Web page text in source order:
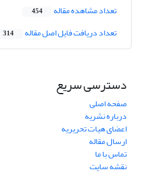
تعداد مشاهده مقاله 454
تعداد دریافت فایل اصل مقاله 314
دسترسی سریع
صفحه اصلی
درباره نشریه
اعضای هیات تحریریه
ارسال مقاله
تماس با ما
نقشه سایت